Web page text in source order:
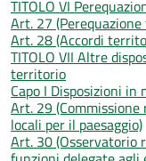
TITOLO VI
Art. 27
Art. 28 (Accordi
TITOLO VII Altre
territorio
Capo I Disposizioni in
Art. 29 (Commissione
locali per il paesaggio)
Art. 30 (Osservatorio